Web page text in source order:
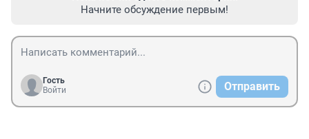
Начните обсуждение первым!
Гость
Войти
Отправить